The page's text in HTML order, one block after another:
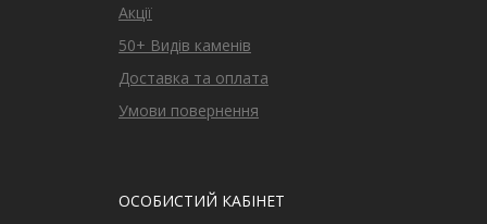
Акції
50+ Видів каменів
Доставка та оплата
Умови повернення
ОСОБИСТИЙ КАБІНЕТ